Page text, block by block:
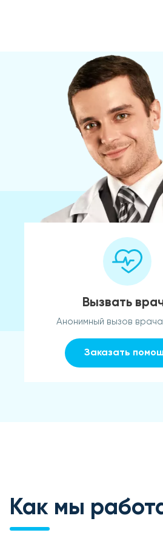
Вызвать
Анонимный вызов
Заказать
Как мы